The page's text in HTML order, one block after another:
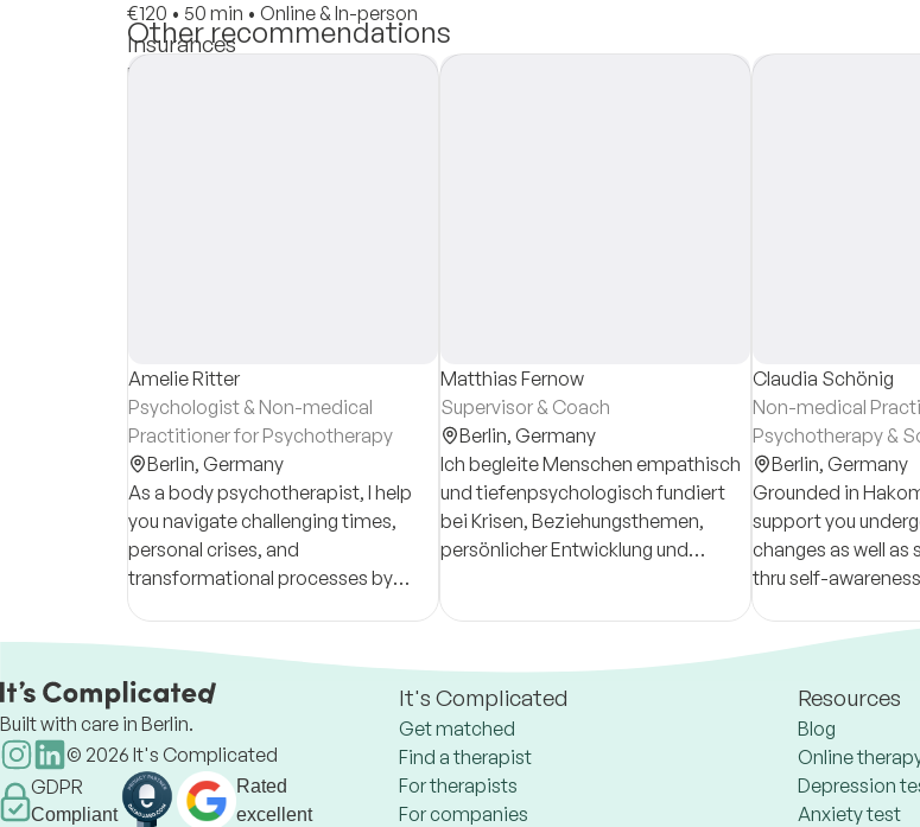
€120 • 50 min • Online & In-person
Insurances
Private Pay
Other recommendations
Amelie Ritter
Psychologist & Non-medical
Practitioner for Psychotherapy
Berlin, Germany
As a body psychotherapist, I help
you navigate challenging times,
personal crises, and
transformational processes by
guiding you toward new clarity, inner
Matthias Fernow
Supervisor & Coach
Berlin, Germany
Ich begleite Menschen empathisch
und tiefenpsychologisch fundiert
bei Krisen, Beziehungsthemen,
persönlicher Entwicklung und
Claudia Schönig
Non-medical
Psychotherapy &
Berlin, Germany
Grounded in
support you
changes as well as
thru self-
connection. In the
space we create
happen
Built with care in Berlin.
© 2026 It's Complicated
GDPR
Compliant
Rated
excellent
It's Complicated
Get matched
Find a therapist
For therapists
For companies
Resources
Blog
Online
Depression
Anxiety test